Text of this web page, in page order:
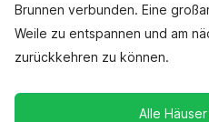
Brunnen verbunden. Eine
Weile zu entspannen und am
zurückkehren zu können.
Alle